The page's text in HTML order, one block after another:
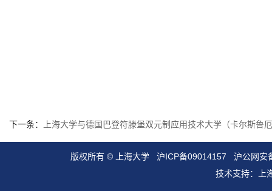
下一条： 上海大学与德国巴登符滕堡双元制应用技术大学（卡尔斯鲁
版权所有 ©上海大学 沪ICP备09014157
沪公网安
技术支持：